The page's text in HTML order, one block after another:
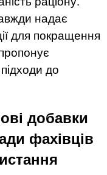
надає
для покращення
до
добавки
фахівців